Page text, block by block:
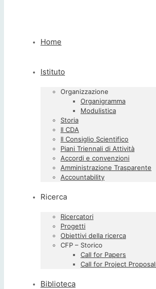
Home
Istituto
Organizzazione
Organigramma
Modulistica
Storia
Il CDA
Il Consiglio Scientifico
Piani Triennali di Attività
Accordi e convenzioni
Amministrazione Trasparente
Accountability
Ricerca
Ricercatori
Progetti
Obiettivi della ricerca
CFP – Storico
Call for Papers
Call for Project
Biblioteca